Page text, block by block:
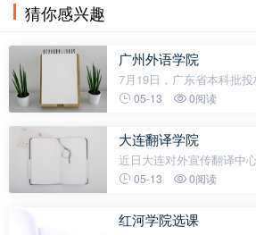
猜你感兴趣
广州外语学院
7月19日，广东省本科批
注意力的，不是中大华工
63950，对比2021年下跌
05-13 0阅读
大连翻译学院
近日大连对外宣传翻译中
立这是辽宁省首个市级对
头堡大连对外宣传翻译中
05-13 0阅读
红河学院选课